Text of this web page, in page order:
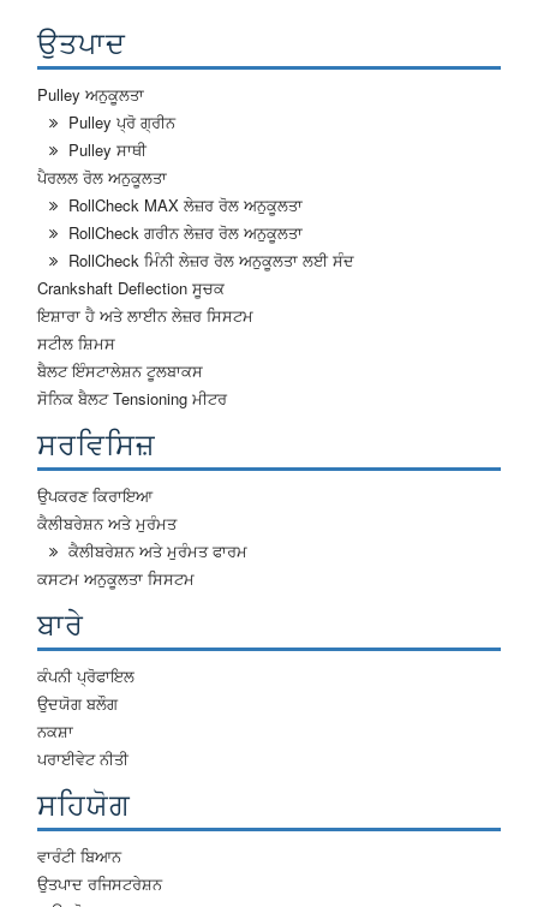
ਉਤਪਾਦ
Pulley ਅਨੁਕੂਲਤਾ
Pulley ਪ੍ਰੋ ਗ੍ਰੀਨ
Pulley ਸਾਥੀ
ਪੈਰਲਲ ਰੋਲ ਅਨੁਕੂਲਤਾ
RollCheck MAX ਲੇਜ਼ਰ ਰੋਲ ਅਨੁਕੂਲਤਾ
RollCheck ਗਰੀਨ ਲੇਜ਼ਰ ਰੋਲ ਅਨੁਕੂਲਤਾ
RollCheck ਮਿੰਨੀ ਲੇਜ਼ਰ ਰੋਲ ਅਨੁਕੂਲਤਾ ਲਈ ਸੰਦ
Crankshaft Deflection ਸੂਚਕ
ਇਸ਼ਾਰਾ ਹੈ ਅਤੇ ਲਾਈਨ ਲੇਜ਼ਰ ਸਿਸਟਮ
ਸਟੀਲ ਸ਼ਿਮਸ
ਬੈਲਟ ਇੰਸਟਾਲੇਸ਼ਨ ਟੂਲਬਾਕਸ
ਸੋਨਿਕ ਬੈਲਟ Tensioning ਮੀਟਰ
ਸਰਵਿਸਿਜ਼
ਉਪਕਰਣ ਕਿਰਾਇਆ
ਕੈਲੀਬਰੇਸ਼ਨ ਅਤੇ ਮੁਰੰਮਤ
ਕੈਲੀਬਰੇਸ਼ਨ ਅਤੇ ਮੁਰੰਮਤ ਫਾਰਮ
ਕਸਟਮ ਅਨੁਕੂਲਤਾ ਸਿਸਟਮ
ਬਾਰੇ
ਕੰਪਨੀ ਪ੍ਰੋਫਾਇਲ
ਉਦਯੋਗ ਬਲੌਗ
ਨਕਸ਼ਾ
ਪਰਾਈਵੇਟ ਨੀਤੀ
ਸਹਿਯੋਗ
ਵਾਰੰਟੀ ਬਿਆਨ
ਉਤਪਾਦ ਰਜਿਸਟਰੇਸ਼ਨ